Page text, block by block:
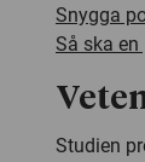
Snygga
Så ska en
Studien